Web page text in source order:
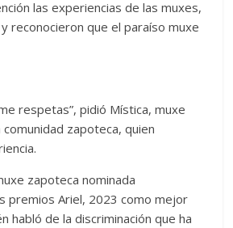
las experiencias de las muxes,
reconocieron que el paraíso muxe
respetas”, pidió Mística, muxe
zapoteca, quien
zapoteca nominada
premios Ariel, 2023 como mejor
habló de la discriminación que ha